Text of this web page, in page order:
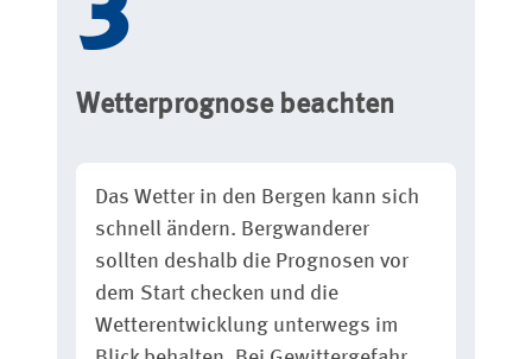
Wetterprognose beachten
Das Wetter in den Bergen kann sich
schnell ändern. Bergwanderer
sollten deshalb die Prognosen vor
dem Start checken und die
Wetterentwicklung unterwegs im